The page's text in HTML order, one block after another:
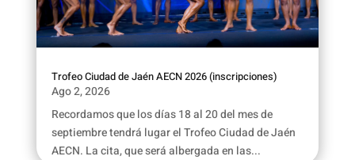
Trofeo Ciudad de Jaén AECN 2026 (inscripciones)
Ago 2, 2026
Recordamos que los días 18 al 20 del mes de
septiembre tendrá lugar el Trofeo Ciudad de Jaén
AECN. La cita, que será albergada en las...